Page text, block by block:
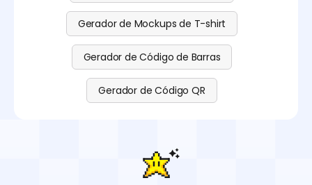
Gerador de Mockups de T-shirt
Gerador de Código de Barras
Gerador de Código QR